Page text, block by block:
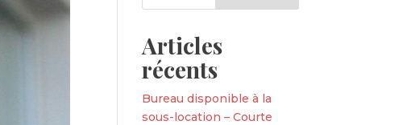
Articles
récents
Bureau disponible à la
sous-location – Courte